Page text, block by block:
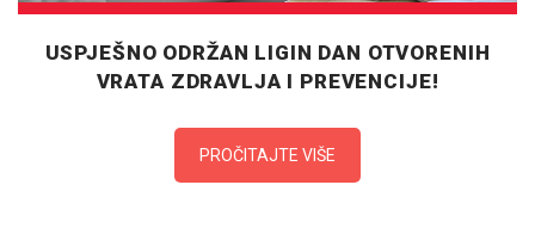
USPJEŠNO ODRŽAN LIGIN DAN OTVORENIH
VRATA ZDRAVLJA I PREVENCIJE!
PROČITAJTE VIŠE